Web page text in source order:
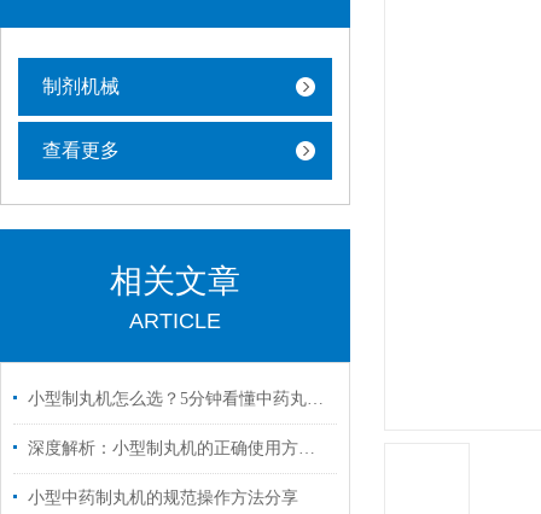
制剂机械
查看更多
相关文章
ARTICLE
小型制丸机怎么选？5分钟看懂中药丸剂入门选购指南
深度解析：小型制丸机的正确使用方法全攻略
小型中药制丸机的规范操作方法分享